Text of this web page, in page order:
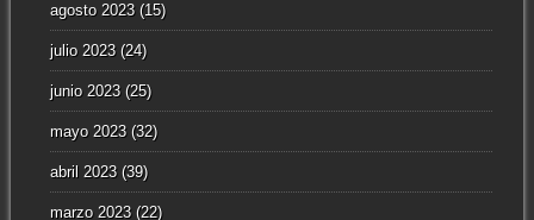
agosto 2023(15)
julio 2023(24)
junio 2023(25)
mayo 2023(32)
abril 2023(39)
marzo 2023(22)